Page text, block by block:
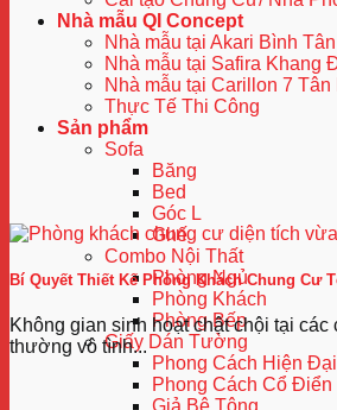
Nhà mẫu QI Concept
Nhà mẫu tại Akari Bình Tân
Nhà mẫu tại Safira Khang
Nhà mẫu tại Carillon 7 Tân
Thực Tế Thi Công
Sản phẩm
Sofa
Băng
Bed
Góc L
Ghế
Combo Nội Thất
Phòng Ngủ
Phòng Khách
Phòng Bếp
Giấy Dán Tường
Phong Cách Hiện Đại
Phong Cách Cổ Điển
Giả Bê Tông
Bí Quyết Thiết Kế Phòng Khách Chung Cư
Không gian sinh hoạt chật chội tại các
thường vô tình...